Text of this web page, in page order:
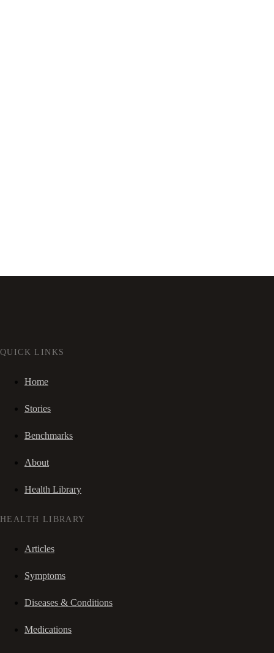
QUICK LINKS
Home
Stories
Benchmarks
About
Health Library
HEALTH LIBRARY
Articles
Symptoms
Diseases & Conditions
Medications